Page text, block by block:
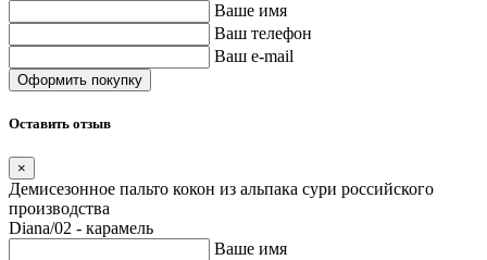
Ваше имя
Ваш телефон
Ваш e-mail
Оставить отзыв
×
Демисезонное пальто кокон из альпака сури российского
производства
Diana/02 - карамель
Ваше имя